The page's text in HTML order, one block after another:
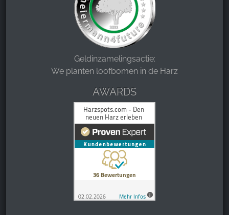
Geldinzamelingsactie:
We planten loofbomen in de Harz
AWARDS